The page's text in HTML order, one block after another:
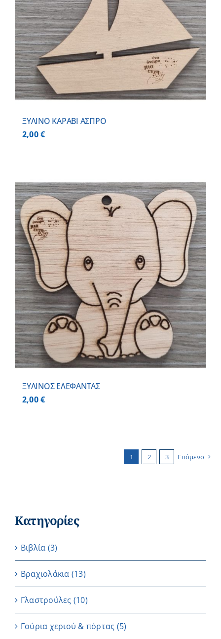
ΞΥΛΙΝΟ ΚΑΡΑΒΙ ΑΣΠΡΟ
2,00€
ΞΥΛΙΝΟΣ ΕΛΕΦΑΝΤΑΣ
2,00€
1 2 3 Επόμενο
Κατηγορίες
Βιβλία (3)
Βραχιολάκια (13)
Γλαστρούλες (10)
Γούρια χεριού & πόρτας (5)